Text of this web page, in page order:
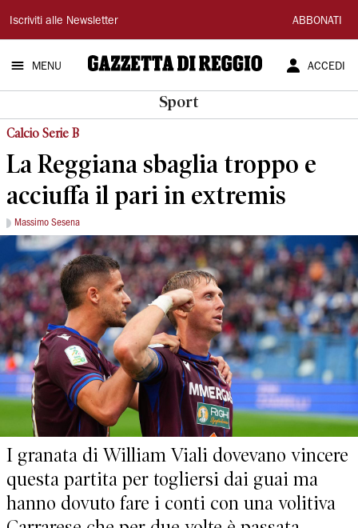
Gazzetta
di
Reggio
Iscriviti alle Newsletter ABBONATI
MENU ACCEDI
Sport
Calcio Serie B
La Reggiana sbaglia troppo e
acciuffa il pari in extremis
Massimo Sesena
I granata di William Viali dovevano vincere
questa partita per togliersi dai guai ma
hanno dovuto fare i conti con una volitiva